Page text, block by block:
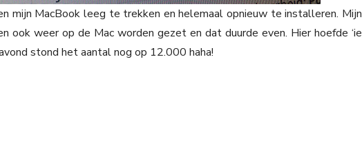
mijn MacBook leeg te trekken en helemaal opnieuw te installeren. Mijn
ook weer op de Mac worden gezet en dat duurde even. Hier hoefde ‘ie
stond het aantal nog op 12.000 haha!